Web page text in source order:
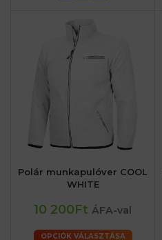
Polár munkapulóver COOL
WHITE
10 200Ft ÁFA-val
OPCIÓK VÁLASZTÁSA